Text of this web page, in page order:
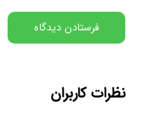
نظرات کاربران